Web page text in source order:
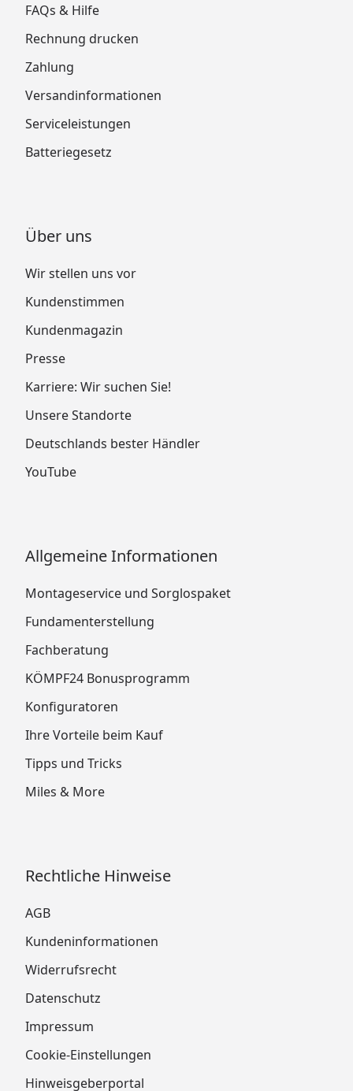
FAQs & Hilfe
Rechnung drucken
Zahlung
Versandinformationen
Serviceleistungen
Batteriegesetz
Über uns
Wir stellen uns vor
Kundenstimmen
Kundenmagazin
Presse
Karriere: Wir suchen Sie!
Unsere Standorte
Deutschlands bester Händler
YouTube
Allgemeine Informationen
Montageservice und Sorglospaket
Fundamenterstellung
Fachberatung
KÖMPF24 Bonusprogramm
Konfiguratoren
Ihre Vorteile beim Kauf
Tipps und Tricks
Miles & More
Rechtliche Hinweise
AGB
Kundeninformationen
Widerrufsrecht
Datenschutz
Impressum
Cookie-Einstellungen
Hinweisgeberportal